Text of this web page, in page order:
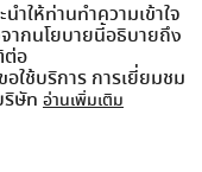
ค แอพเพรซัล จำกัด
ำให้ท่านทำความเข้าใจ
ากนโยบายนี้อธิบายถึง
อ
ใช้บริการ การเยี่ยมชม
ริษัท อ่านเพิ่มเติม